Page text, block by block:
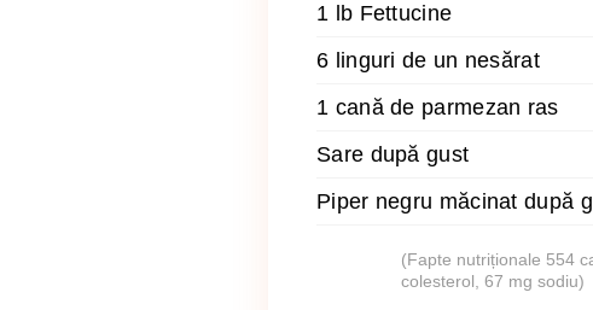
1 lb Fettucine
6 linguri de un nesărat
1 cană de parmezan ras
Sare după gust
Piper negru măcinat după
(Fapte nutriționale 554
colesterol, 67 mg sodiu)